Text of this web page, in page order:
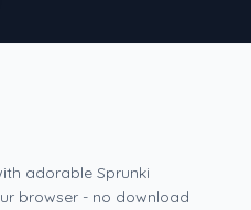
adorable Sprunki
browser - no download